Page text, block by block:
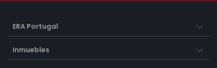
ERA Portugal
Inmuebles